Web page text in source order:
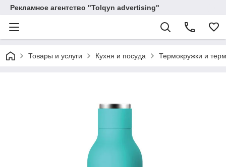
Рекламное агентство "Tolqyn advertising"
Товары и услуги Кухня и посуда Термокружки и